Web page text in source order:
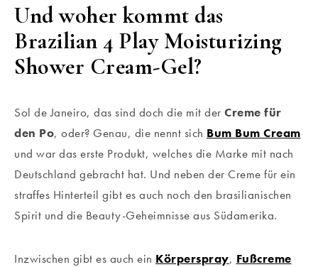
Und woher kommt das
Brazilian 4 Play Moisturizing
Shower Cream-Gel?
Sol de Janeiro, das sind doch die mit der Creme für
den Po, oder? Genau, die nennt sich Bum Bum Cream
und war das erste Produkt, welches die Marke mit nach
Deutschland gebracht hat. Und neben der Creme für ein
straffes Hinterteil gibt es auch noch den brasilianischen
Spirit und die Beauty-Geheimnisse aus Südamerika.
Inzwischen gibt es auch ein Körperspray, Fußcreme